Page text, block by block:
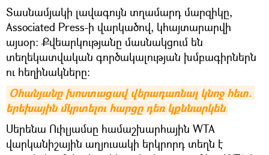
Տասնամյակի լավագույն տղամարդ մարզիկը,
Associated Press-ի վարկածով, կհայտարարվի
այսօր։ Քվեարկությանը մասնակցում են
տեղեկատվական գործակալության խմբագիրներն
ու հեղինակները։
Օհանյանը խոստացավ վերադառնալ կնոջ հետ.
երեխային մկրտելու հարցը դեռ կքննարկեն
Սերենա Ուիլյամսը համաշխարհային WTA
վարկանիշային աղյուսակի երկրորդ տեղն է